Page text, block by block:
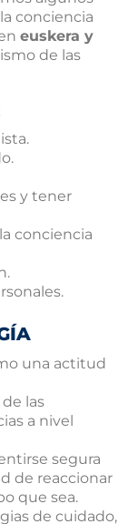
conciencia
euskera y
de las
y tener
conciencia
una actitud
las
a nivel
segura
de reaccionar
que sea.
de cuidado,